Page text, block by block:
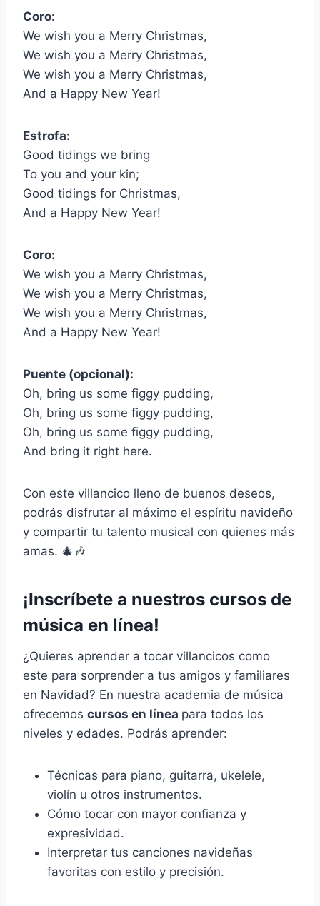
Coro:
We wish you a Merry Christmas,
We wish you a Merry Christmas,
We wish you a Merry Christmas,
And a Happy New Year!
Estrofa:
Good tidings we bring
To you and your kin;
Good tidings for Christmas,
And a Happy New Year!
Coro:
We wish you a Merry Christmas,
We wish you a Merry Christmas,
We wish you a Merry Christmas,
And a Happy New Year!
Puente (opcional):
Oh, bring us some figgy pudding,
Oh, bring us some figgy pudding,
Oh, bring us some figgy pudding,
And bring it right here.
Con este villancico lleno de buenos deseos,
podrás disfrutar al máximo el espíritu navideño
y compartir tu talento musical con quienes más
amas. 🎄🎶
¡Inscríbete a nuestros cursos de
música en línea!
¿Quieres aprender a tocar villancicos como
este para sorprender a tus amigos y familiares
en Navidad? En nuestra academia de música
ofrecemos cursos en línea para todos los
niveles y edades. Podrás aprender:
Técnicas para piano, guitarra, ukelele,
violín u otros instrumentos.
Cómo tocar con mayor confianza y
expresividad.
Interpretar tus canciones navideñas
favoritas con estilo y precisión.